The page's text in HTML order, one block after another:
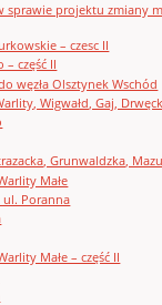
sprawie projektu zmiany
– czesc II
– część II
węzła Olsztynek Wschód
Wigwałd, Gaj, Drwęck
Grunwaldzka,
Małe
ul. Poranna
Małe – część II